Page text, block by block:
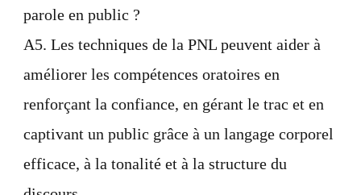
parole en public ?
A5. Les techniques de la PNL peuvent aider à
améliorer les compétences oratoires en
renforçant la confiance, en gérant le trac et en
captivant un public grâce à un langage corporel
efficace, à la tonalité et à la structure du